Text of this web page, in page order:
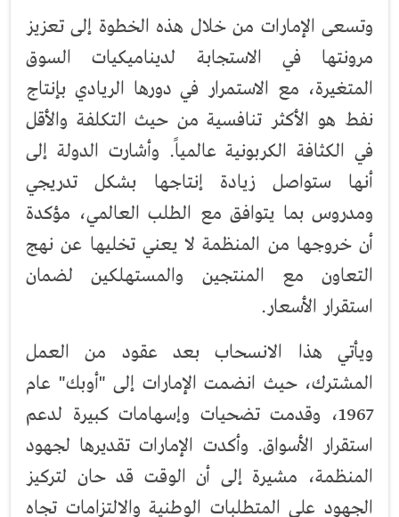
وتسعى الإمارات من خلال هذه الخطوة إلى تعزيز
مرونتها في الاستجابة لديناميكيات السوق
المتغيرة، مع الاستمرار في دورها الريادي بإنتاج
نفط هو الأكثر تنافسية من حيث التكلفة والأقل
في الكثافة الكربونية عالمياً. وأشارت الدولة إلى
أنها ستواصل زيادة إنتاجها بشكل تدريجي
ومدروس بما يتوافق مع الطلب العالمي، مؤكدة
أن خروجها من المنظمة لا يعني تخليها عن نهج
التعاون مع المنتجين والمستهلكين لضمان
استقرار الأسعار.
ويأتي هذا الانسحاب بعد عقود من العمل
المشترك، حيث انضمت الإمارات إلى "أوبك" عام
1967، وقدمت تضحيات وإسهامات كبيرة لدعم
استقرار الأسواق. وأكدت الإمارات تقديرها لجهود
المنظمة، مشيرة إلى أن الوقت قد حان لتركيز
الجهود على المتطلبات الوطنية والالتزامات تجاه